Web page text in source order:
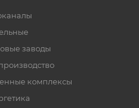
заводы
комплексы